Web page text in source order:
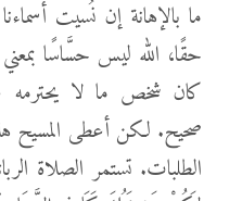
ما بالإهانة إن نُسيت
حقًا، الله ليس حسَّاسًا بمعني
كان شخص ما لا
صحيح. لكن أعطى المسيح
الطلبات. تستمر الصلاة